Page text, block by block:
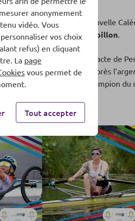
et la Banque de Nouvelle
d’argent lors du50m Papillon.
Drôme Ardèche via le Pacte de
en individuel (Cat. H5). Après
nouveaux titres de champion du
anonymement
vidéo. Vous
vos choix
refus) en cliquant
La page
vous permet de
Tout accepter